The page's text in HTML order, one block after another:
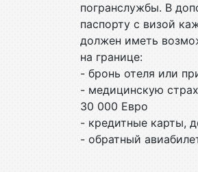
погранслужбы. В
паспорту с визой
должен иметь
на границе:
- бронь отеля или
- медицинскую
30 000 Евро
- кредитные карты,
- обратный